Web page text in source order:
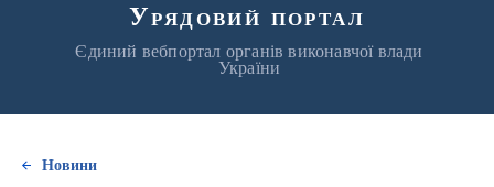
Урядовий портал
Єдиний вебпортал органів виконавчої влади
України
Новини